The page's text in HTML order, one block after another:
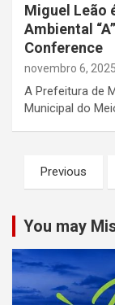
Miguel Leão
Ambiental
Conference
novembro 6, 2025
A Prefeitura de
Municipal do
Paginação
de
posts
Previous
You may